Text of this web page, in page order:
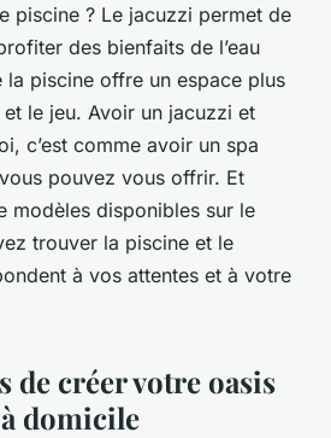
piscine ? Le jacuzzi permet de
des bienfaits de l’eau
la piscine offre un espace plus
le jeu. Avoir un jacuzzi et
c’est comme avoir un spa
pouvez vous offrir. Et
modèles disponibles sur le
trouver la piscine et le
à vos attentes et à votre
de créer votre oasis
domicile